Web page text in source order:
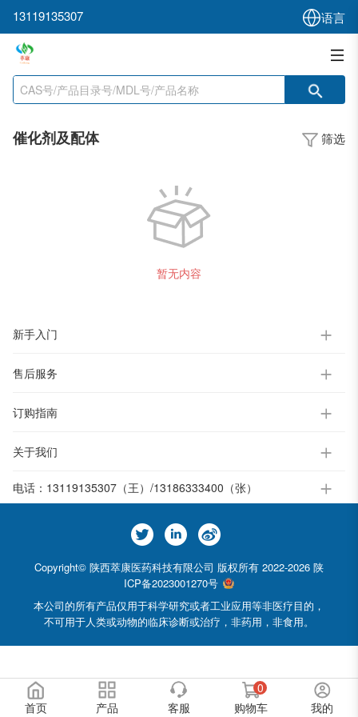
13119135307 语言
催化剂及配体 筛选
暂无内容
新手入门
售后服务
订购指南
关于我们
电话： 13119135307（王）/13186333400（张）
Copyright© 陕西萃康医药科技有限公司 版权所有 2022-2026 陕
ICP备2023001270号
本公司的所有产品仅用于科学研究或者工业应用等非医疗目的，
不可用于人类或动物的临床诊断或治疗，非药用，非食用。
首页 产品 客服
0
购物车
我的